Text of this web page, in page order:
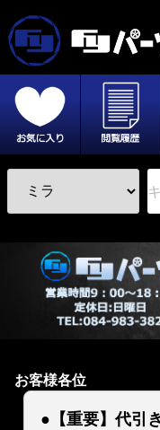
お客様各位
●【重要】代引